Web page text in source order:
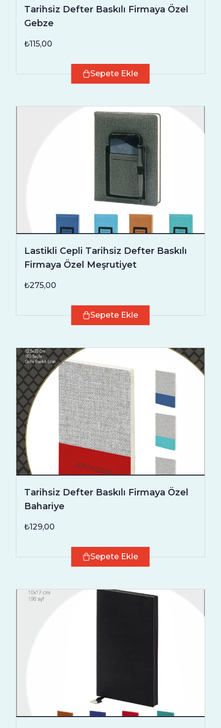
Tarihsiz Defter Baskılı Firmaya Özel
Gebze
₺115,00
Sepete Ekle
Lastikli Cepli Tarihsiz Defter Baskılı
Firmaya Özel Meşrutiyet
₺275,00
Sepete Ekle
Tarihsiz Defter Baskılı Firmaya Özel
Bahariye
₺129,00
Sepete Ekle